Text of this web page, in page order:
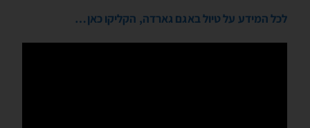
לכל המידע על טיול באגם גארדה, הקליקו כאן…